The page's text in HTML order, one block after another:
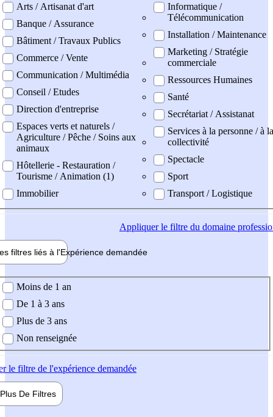
Arts / Artisanat d'art
Banque / Assurance
Bâtiment / Travaux Publics
Commerce / Vente
Communication / Multimédia
Conseil / Etudes
Direction d'entreprise
Espaces verts et naturels /
Agriculture / Pêche / Soins aux
animaux
Hôtellerie - Restauration /
Tourisme / Animation (1)
Immobilier
Informatique /
Télécommunication
Installation / Maintenance
Marketing / Stratégie
commerciale
Ressources Humaines
Santé
Secrétariat / Assistanat
Services à la personne / à la
collectivité
Spectacle
Sport
Transport / Logistique
Appliquerle filtre du domaine
filtres liés à l'Expérience demandée
demandée
Moins de 1 an
De 1 à 3 ans
Plus de 3 ans
Non renseignée
le filtre de l'expérience demandée
Plus De Filtres